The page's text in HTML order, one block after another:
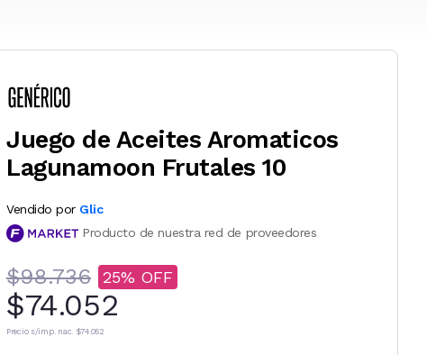
Juego de Aceites Aromaticos
Lagunamoon Frutales 10
Vendido por Glic
Producto de nuestra red de proveedores
$98.736 25
$74.052
Precio s/imp. nac. $74.052